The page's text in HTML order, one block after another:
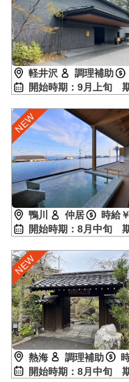
軽井沢 調理補助
開始時期：9月上旬
鴨川 仲居
時給
開始時期：8月中旬
熱海 調理補助
開始時期：8月中旬